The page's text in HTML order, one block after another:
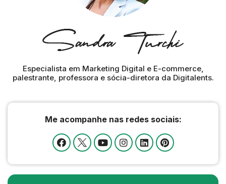
Especialista em Marketing Digital e E-commerce,
palestrante, professora e sócia-diretora da Digitalents.
Me acompanhe nas redes sociais: